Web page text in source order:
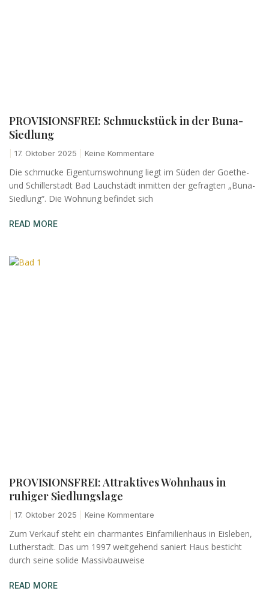
PROVISIONSFREI: Schmuckstück in der Buna-
Siedlung
17. Oktober 2025 Keine Kommentare
Die schmucke Eigentumswohnung liegt im Süden der Goethe-
und Schillerstadt Bad Lauchstädt inmitten der gefragten „Buna-
Siedlung“. Die Wohnung befindet sich
READ MORE
PROVISIONSFREI: Attraktives Wohnhaus in
ruhiger Siedlungslage
17. Oktober 2025 Keine Kommentare
Zum Verkauf steht ein charmantes Einfamilienhaus in Eisleben,
Lutherstadt. Das um 1997 weitgehend saniert Haus besticht
durch seine solide Massivbauweise
READ MORE